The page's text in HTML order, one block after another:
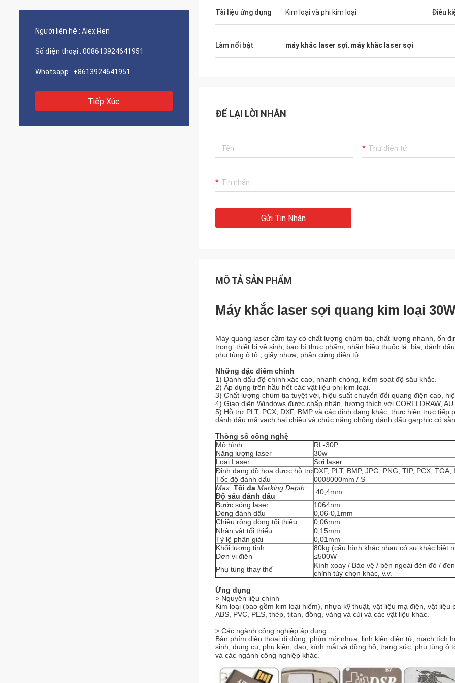
Người liên hệ : Alex Ren
Số điện thoại : 008613924641951
Whatsapp : +8613924641951
Tiếp Xúc
Tài liệu ứng dụng Kim loại và phi kim loại Điều
Làm nổi bật máy khắc laser sợi, máy khắc laser sợi
ĐỂ LẠI LỜI NHẮN
Gửi Tin Nhắn
MÔ TẢ SẢN PHẨM
Máy khắc laser sợi quang kim loại
Máy quang laser cầm tay có chất lượng chùm tia, chất lượng nhanh, ổn
trong: thiết bị vệ sinh, bao bì thực phẩm, nhãn hiệu thuốc lá, bia, đánh
phụ tùng ô tô , giấy nhựa, phần cứng điện tử.
Những đặc điểm chính
1) Đánh dấu độ chính xác cao, nhanh chóng, kiểm soát độ sâu khắc.
2) Áp dụng trên hầu hết các vật liệu phi kim loại.
3) Chất lượng chùm tia tuyệt vời, hiệu suất chuyển đổi quang điện cao,
4) Giao diện Windows được chấp nhận, tương thích với CORELDRAW,
5) Hỗ trợ PLT, PCX, DXF, BMP và các định dạng khác, thực hiện trực
đánh dấu mã vạch hai chiều và chức năng chống đánh dấu garphic có
Thông số công nghệ
Mô hình
RL-30P
Năng lượng laser
30w
Loại Laser
Sợi laser
Định dạng đồ họa được hỗ trợDXF, PLT, BMP, JPG, PNG, TIP, PCX, TGA,
Tốc độ đánh dấu
0008000mm / S
Max. Tối đa Marking Depth
Độ sâu đánh dấu
.40,4mm
Bước sóng laser
1064nm
Dòng đánh dấu
0,06-0,1mm
Chiều rộng dòng tối thiểu
0,06mm
Nhân vật tối thiểu
0,15mm
Tỷ lệ phân giải
0,01mm
Khối lượng tịnh
80kg (cấu hình khác nhau có sự khác biệt
Đơn vị điện
≤500W
Phụ tùng thay thế
Kính xoay / Bảo vệ / bên ngoài đèn đỏ /
chỉnh tùy chọn khác, v.v.
Ứng dụng
> Nguyên liệu chính
Kim loại (bao gồm kim loại hiếm), nhựa kỹ thuật, vật liệu mạ điện, vật
ABS, PVC, PES, thép, titan, đồng, vàng và cúi và các vật liệu khác.
> Các ngành công nghiệp áp dụng
Bàn phím điện thoại di động, phím mờ nhựa, linh kiện điện tử, mạch tích
sinh, dụng cụ, phụ kiện, dao, kính mắt và đồng hồ, trang sức, phụ tùng ô
và các ngành công nghiệp khác.